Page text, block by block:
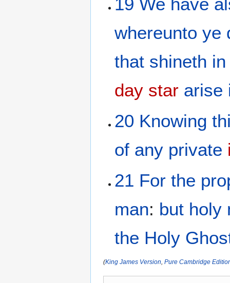
whereunto ye
that shineth in
day star arise
20 Knowing
of any private
21 For the
man: but holy
the Holy
(King James Version Pure Cambridge